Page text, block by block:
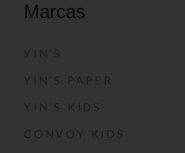
Marcas
YIN’S
YIN’S PAPER
YIN’S KIDS
CONVOY KIDS